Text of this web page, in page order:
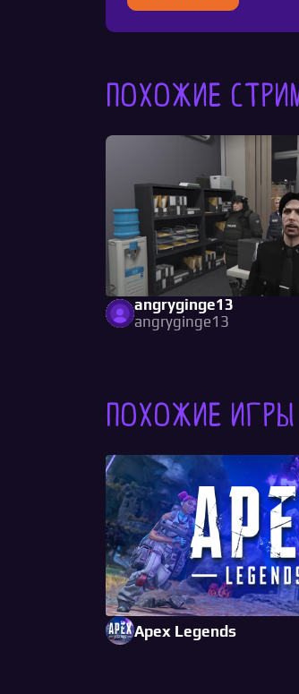
Похожие
angryginge13
angryginge13
Похожие игры
Apex Legends